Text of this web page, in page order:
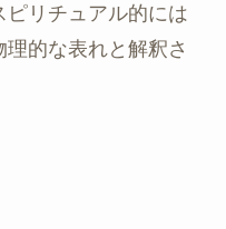
ピリチュアル的には
的な表れと解釈さ